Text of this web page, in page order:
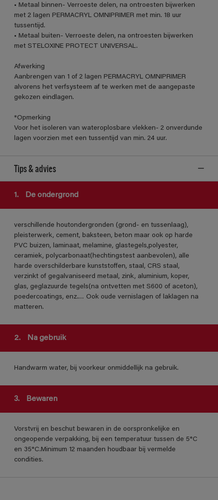
• Metaal binnen- Verroeste delen, na ontroesten bijwerken
met 2 lagen PERMACRYL OMNIPRIMER met min. 18 uur
tussentijd.
• Metaal buiten- Verroeste delen, na ontroesten bijwerken
met STELOXINE PROTECT UNIVERSAL.
Afwerking
Aanbrengen van 1 of 2 lagen PERMACRYL OMNIPRIMER
alvorens het verfsysteem af te werken met de aangepaste
gekozen eindlagen.
*Opmerking
Voor het isoleren van wateroplosbare vlekken- 2 onverdunde
lagen voorzien met een tussentijd van min. 24 uur.
Tips & advies
1. De ondergrond
verschillende houtondergronden (grond- en tussenlaag),
pleisterwerk, cement, baksteen, beton maar ook op harde
PVC buizen, laminaat, melamine, glastegels,polyester,
ceramiek, polycarbonaat(hechtingstest aanbevolen), alle
harde overschilderbare kunststoffen, staal, CRS staal,
verzinkt of gegalvaniseerd metaal, zink, aluminium, koper,
glas, geglazuurde tegels(na ontvetten met S600 of aceton),
poedercoatings, enz.… Ook oude vernislagen of laklagen na
matteren.
2. Na gebruik
Handwarm water, bij voorkeur onmiddellijk na gebruik.
3. Bewaren
Vorstvrij en beschut bewaren in de oorspronkelijke en
ongeopende verpakking, bij een temperatuur tussen de 5°C
en 35°C.Minimum 12 maanden houdbaar bij vermelde
condities.